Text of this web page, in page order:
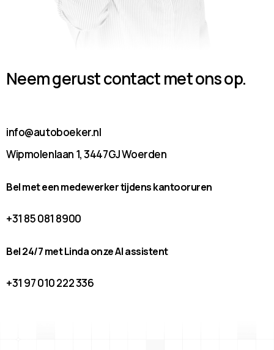
Neem gerust contact met ons op.
info@autoboeker.nl
Wipmolenlaan 1, 3447GJ Woerden
Bel met een medewerker tijdens kantooruren
+31 85 081 8900
Bel 24/7 met Linda onze AI assistent
+31 97 010 222 336